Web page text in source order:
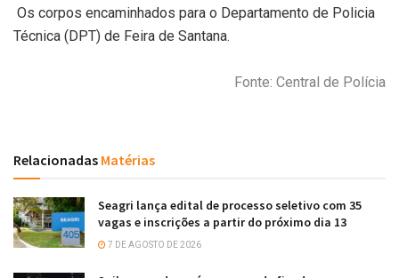
Os corpos encaminhados para o Departamento de Policia
Técnica (DPT) de Feira de Santana.
Fonte: Central de Polícia
Relacionadas Matérias
Seagri lança edital de processo seletivo com 35
vagas e inscrições a partir do próximo dia 13
7 DE AGOSTO DE 2026